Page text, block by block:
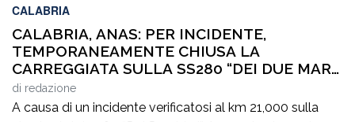
CALABRIA
CALABRIA, ANAS: PER INCIDENTE,
TEMPORANEAMENTE CHIUSA LA
CARREGGIATA SULLA SS280 “DEI DUE MARI”,
IN DIREZIONE LAMEZIA TERME
di redazione
A causa di un incidente verificatosi al km 21,000 sulla